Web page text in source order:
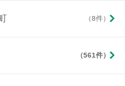
（8件）
（561件）